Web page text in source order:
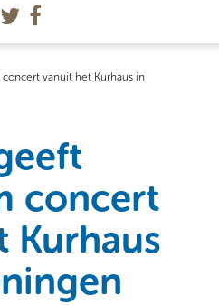
vanuit het Kurhaus in
concert
Kurhaus